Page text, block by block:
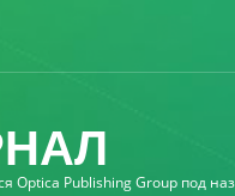
Optica Publishing Group под